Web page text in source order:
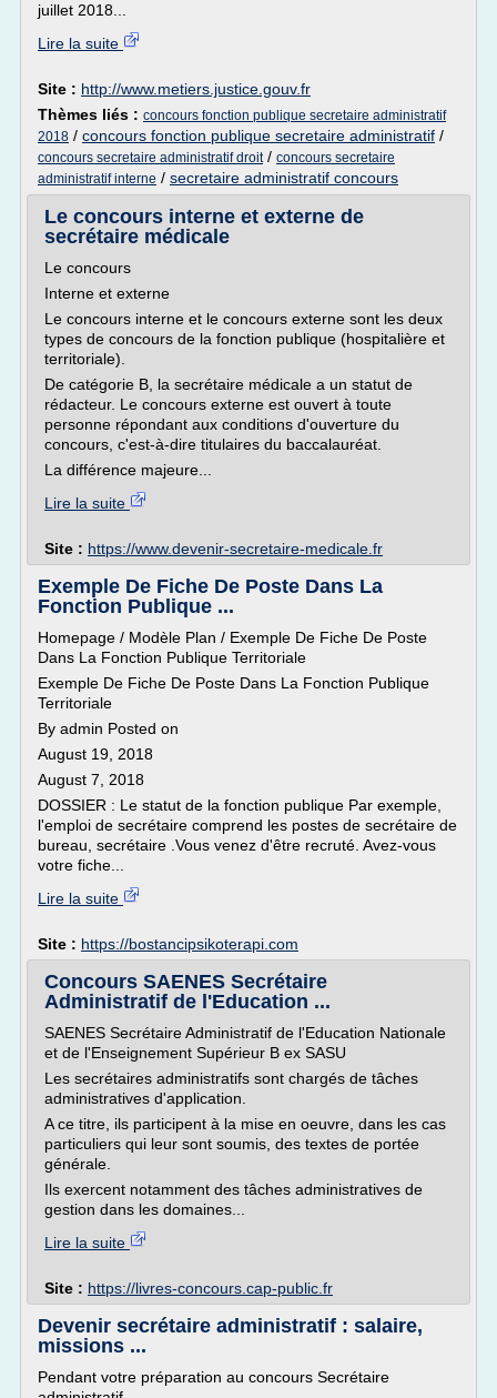
juillet 2018...
Lire la suite
Site : http://www.metiers.justice.gouv.fr
Thèmes liés : concours fonction publique secretaire administratif
2018 / concours fonction publique secretaire administratif /
concours secretaire administratif droit/ concours secretaire
administratif interne / secretaire administratif concours
Le concours interne et externe de
secrétaire médicale
Le concours
Interne et externe
Le concours interne et le concours externe sont les deux
types de concours de la fonction publique (hospitalière et
territoriale).
De catégorie B, la secrétaire médicale a un statut de
rédacteur. Le concours externe est ouvert à toute
personne répondant aux conditions d'ouverture du
concours, c'est-à-dire titulaires du baccalauréat.
La différence majeure...
Lire la suite
Site : https://www.devenir-secretaire-medicale.fr
Exemple De Fiche De Poste Dans La
Fonction Publique ...
Homepage / Modèle Plan / Exemple De Fiche De Poste
Dans La Fonction Publique Territoriale
Exemple De Fiche De Poste Dans La Fonction Publique
Territoriale
By admin Posted on
August 19, 2018
August 7, 2018
DOSSIER : Le statut de la fonction publique Par exemple,
l'emploi de secrétaire comprend les postes de secrétaire de
bureau, secrétaire .Vous venez d'être recruté. Avez-vous
votre fiche...
Lire la suite
Site : https://bostancipsikoterapi.com
Concours SAENES Secrétaire
Administratif de l'Education ...
SAENES Secrétaire Administratif de l'Education Nationale
et de l'Enseignement Supérieur B ex SASU
Les secrétaires administratifs sont chargés de tâches
administratives d'application.
A ce titre, ils participent à la mise en oeuvre, dans les cas
particuliers qui leur sont soumis, des textes de portée
générale.
Ils exercent notamment des tâches administratives de
gestion dans les domaines...
Lire la suite
Site : https://livres-concours.cap-public.fr
Devenir secrétaire administratif : salaire,
missions ...
Pendant votre préparation au concours Secrétaire